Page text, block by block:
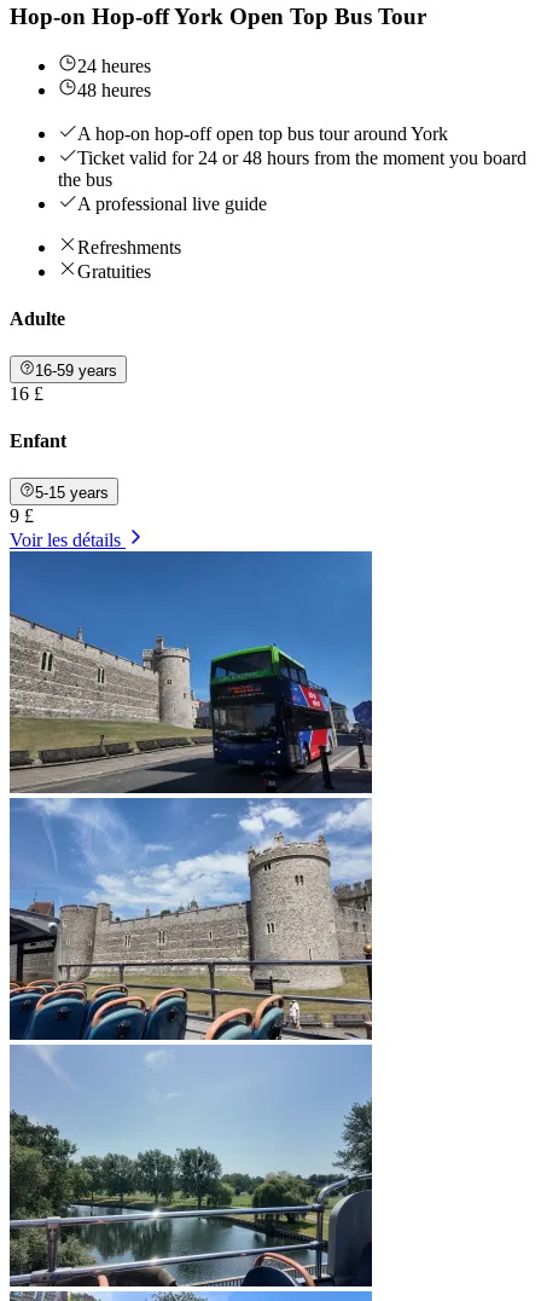
Hop-on Hop-off York Open Top Bus Tour
24 heures
48 heures
A hop-on hop-off open top bus tour around York
Ticket valid for 24 or 48 hours from the moment you board
the bus
A professional live guide
Refreshments
Gratuities
Adulte
16-59 years
16 £
Enfant
5-15 years
9 £
Voir les détails